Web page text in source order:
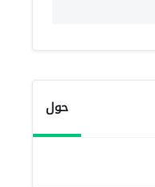
حول